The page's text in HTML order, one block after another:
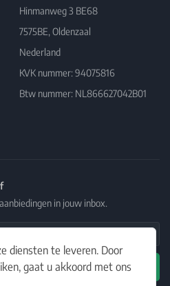
diensten te leveren. Door
gaat u akkoord met ons
Hinmanweg 3 BE68
7575BE, Oldenzaal
Nederland
KVK nummer: 94075816
Btw nummer: NL866627042B01
in jouw inbox.